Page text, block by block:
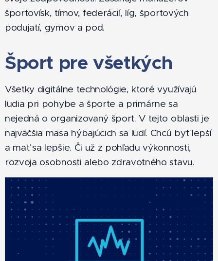
športovísk, tímov, federácií, líg, športových
podujatí, gymov a pod.
Šport pre všetkých
Všetky digitálne technológie, ktoré využívajú
ľudia pri pohybe a športe a primárne sa
nejedná o organizovaný šport. V tejto oblasti je
najväčšia masa hýbajúcich sa ľudí. Chcú byť lepší
a mať sa lepšie. Či už z pohľadu výkonnosti,
rozvoja osobnosti alebo zdravotného stavu.